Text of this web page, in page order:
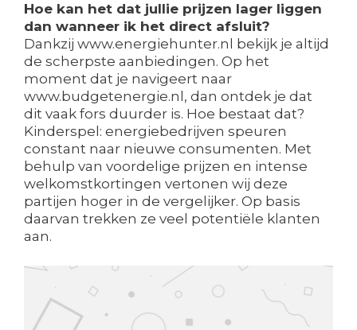
Hoe kan het dat jullie prijzen lager liggen
dan wanneer ik het direct afsluit?
Dankzij www.energiehunter.nl bekijk je altijd
de scherpste aanbiedingen. Op het
moment dat je navigeert naar
www.budgetenergie.nl, dan ontdek je dat
dit vaak fors duurder is. Hoe bestaat dat?
Kinderspel: energiebedrijven speuren
constant naar nieuwe consumenten. Met
behulp van voordelige prijzen en intense
welkomstkortingen vertonen wij deze
partijen hoger in de vergelijker. Op basis
daarvan trekken ze veel potentiële klanten
aan.